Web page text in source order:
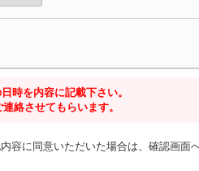
時を内容に記載下さい。
絡させてもらいます。
容に同意いただいた場合は、確認画面